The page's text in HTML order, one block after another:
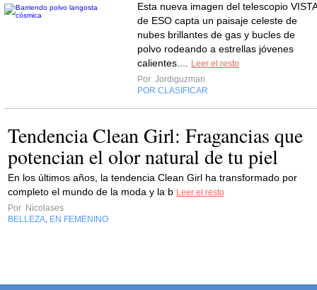
Esta nueva imagen del telescopio VISTA
de ESO capta un paisaje celeste de
nubes brillantes de gas y bucles de
polvo rodeando a estrellas jóvenes
calientes.... Leer el resto
Por Jordiguzman
POR CLASIFICAR
Tendencia Clean Girl: Fragancias que
potencian el olor natural de tu piel
En los últimos años, la tendencia Clean Girl ha transformado por
completo el mundo de la moda y la b Leer el resto
Por Nicolases
BELLEZA, EN FEMENINO